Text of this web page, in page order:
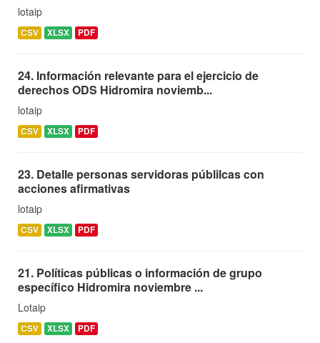
lotaip
CSV XLSX PDF
24. Información relevante para el ejercicio de
derechos ODS Hidromira noviemb...
lotaip
CSV XLSX PDF
23. Detalle personas servidoras públilcas con
acciones afirmativas
lotaip
CSV XLSX PDF
21. Políticas públicas o información de grupo
específico Hidromira noviembre ...
Lotaip
CSV XLSX PDF